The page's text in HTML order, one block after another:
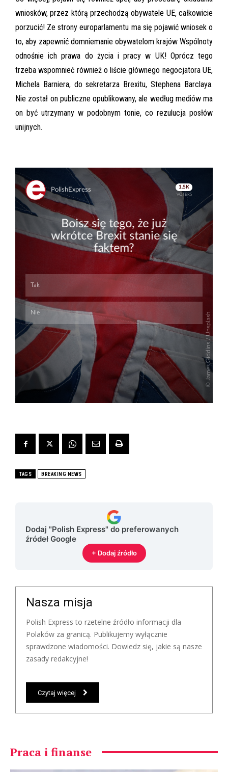
wniosków, przez którą przechodzą obywatele UE, całkowicie
porzucić! Ze strony europarlamentu ma się pojawić wniosek o
to, aby zapewnić domniemanie obywatelom krajów Wspólnoty
odnośnie ich prawa do życia i pracy w UK! Oprócz tego
trzeba wspomnieć również o liście głównego negocjatora UE,
Michela Barniera, do sekretarza Brexitu, Stephena Barclaya.
Nie został on publiczne opublikowany, ale według mediów ma
on być utrzymany w podobnym tonie, co rezulucja posłów
unijnych.
TAGS BREAKING NEWS
Dodaj "Polish Express" do preferowanych
źródeł Google
+ Dodaj źródło
Nasza misja
Polish Express to rzetelne źródło informacji dla
Polaków za granicą. Publikujemy wyłącznie
sprawdzone wiadomości. Dowiedz się, jakie są nasze
zasady redakcyjne!
Czytaj więcej
Praca i finanse